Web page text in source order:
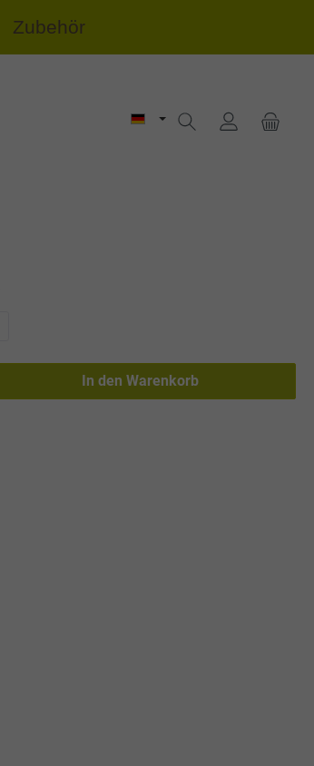
Zubehör
In den Warenkorb